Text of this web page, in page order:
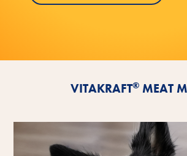
VITAKRAFT® MEAT